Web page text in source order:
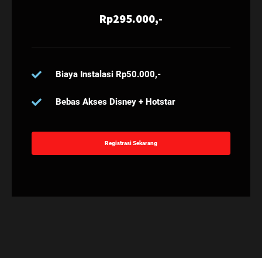
Rp295.000,-
Biaya Instalasi Rp50.000,-
Bebas Akses Disney + Hotstar
Registrasi Sekarang